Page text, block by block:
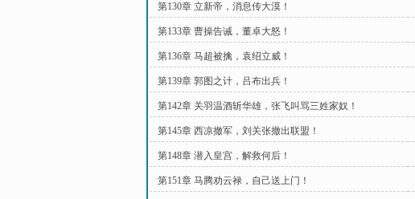
第130章 立新帝，消息传大漠！
第133章 曹操告诫，董卓大怒！
第136章 马超被擒，袁绍立威！
第139章 郭图之计，吕布出兵！
第142章 关羽温酒斩华雄，张飞叫骂三姓家奴！
第145章 西凉撤军，刘关张撤出联盟！
第148章 潜入皇宫，解救何后！
第151章 马腾劝云禄，自己送上门！